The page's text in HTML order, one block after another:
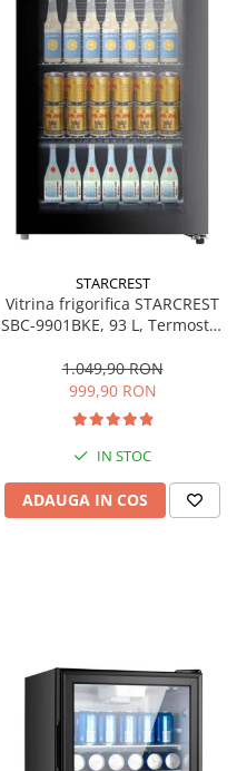
STARCREST
Vitrina frigorifica STARCREST
SBC-9901BKE, 93 L, Termostat
sticla, H 84.5 cm, Negru
1.049,90 RON
999,90 RON
IN STOC
ADAUGA IN COS